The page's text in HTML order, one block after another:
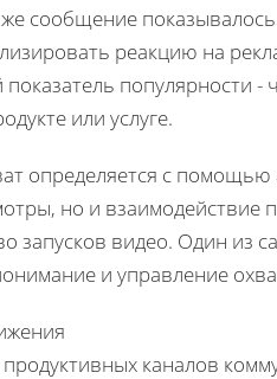
сообщение
реакцию на
популярности
или услуге.
определяется с помощью
но и взаимодействие
запусков видео. Один из
и управление
каналов